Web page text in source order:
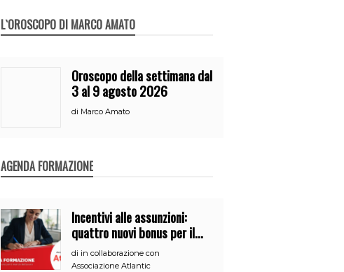
L`OROSCOPO DI MARCO AMATO
Oroscopo della settimana dal
3 al 9 agosto 2026
di Marco Amato
AGENDA FORMAZIONE
Incentivi alle assunzioni:
quattro nuovi bonus per il
2026
di in collaborazione con
Associazione Atlantic